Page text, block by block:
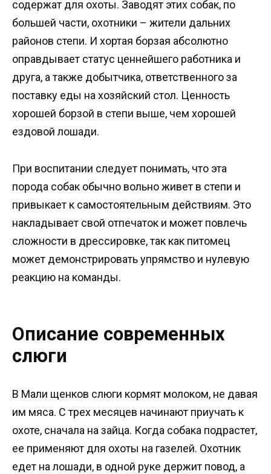
содержат для охоты. Заводят этих собак, по
большей части, охотники – жители дальних
районов степи. И хортая борзая абсолютно
оправдывает статус ценнейшего работника и
друга, а также добытчика, ответственного за
поставку еды на хозяйский стол. Ценность
хорошей борзой в степи выше, чем хорошей
ездовой лошади.
При воспитании следует понимать, что эта
порода собак обычно вольно живет в степи и
привыкает к самостоятельным действиям. Это
накладывает свой отпечаток и может повлечь
сложности в дрессировке, так как питомец
может демонстрировать упрямство и нулевую
реакцию на команды.
Описание современных
слюги
В Мали щенков слюги кормят молоком, не давая
им мяса. С трех месяцев начинают приучать к
охоте, сначала на зайца. Когда собака подрастет,
ее применяют для охоты на газелей. Охотник
едет на лошади, в одной руке держит повод, а